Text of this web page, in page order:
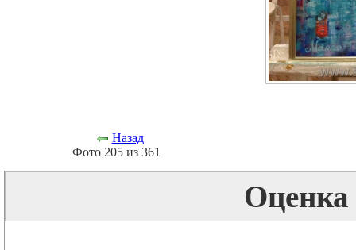
Назад
Фото 205 из 361